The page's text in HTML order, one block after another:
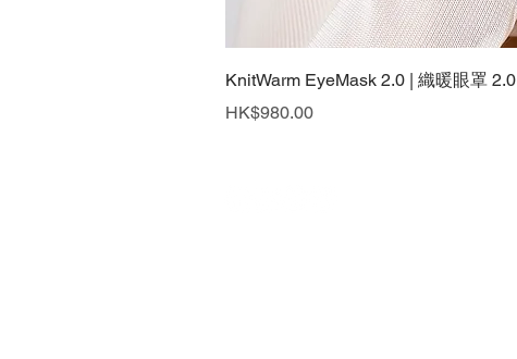
KnitWarm EyeMask 2.0 | 織暖眼罩 2.0
價格
HK$980.00